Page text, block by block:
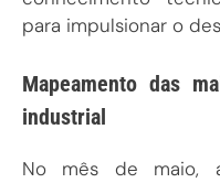
para impulsionar o
Mapeamento das
industrial
No mês de maio,